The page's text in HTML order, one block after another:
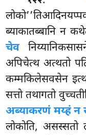
ब्याकातब्बानि न
चेव
अपिचेत्थ अत्थतो
कम्मकिलेसवसेन
सत्तो तथागतो
अब्याकरणं मय्हं न
लोकोति, असस्सतो